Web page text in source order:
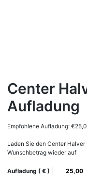
Center
Aufladung
Empfohlene Aufladung: €
Laden Sie den Center
Wunschbetrag wieder auf
Aufladung ( € )